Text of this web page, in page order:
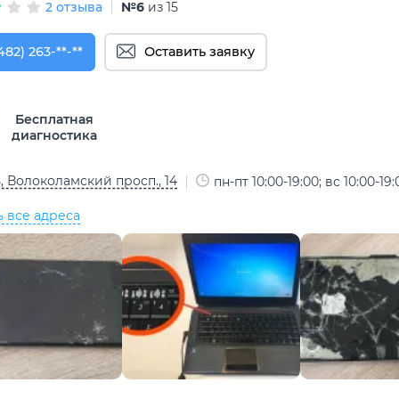
2 отзыва №6 из 15
263-31-14
263-**-** Оставить заявку
Бесплатная
диагностика
Волоколамский просп., 14 пн-пт 10:00-19:00; вс 10:00-
все адреса